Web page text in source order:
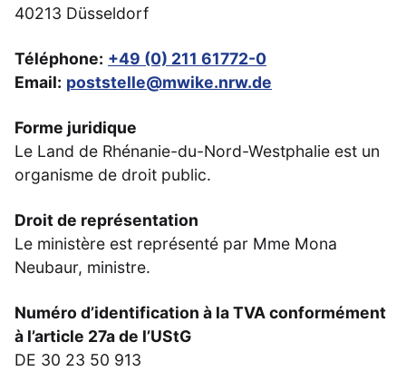
40213 Düsseldorf
Téléphone: +49 (0) 211 61772-0
Email: poststelle@mwike.nrw.de
Forme juridique
Le Land de Rhénanie-du-Nord-Westphalie est un
organisme de droit public.
Droit de représentation
Le ministère est représenté par Mme Mona
Neubaur, ministre.
Numéro d’identification à la TVA conformément
à l’article 27a de l’UStG
DE 30 23 50 913